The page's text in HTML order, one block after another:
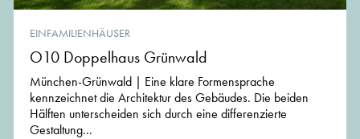
EINFAMILIENHÄUSER
O10 Doppelhaus Grünwald
München-Grünwald | Eine klare Formensprache
kennzeichnet die Architektur des Gebäudes. Die beiden
Hälften unterscheiden sich durch eine differenzierte
Gestaltung...